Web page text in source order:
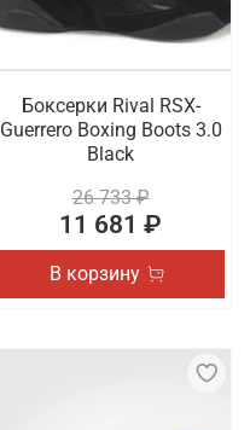
Боксерки Rival RSX-
Guerrero Boxing Boots 3.0
Black
26 733 ₽
11 681 ₽
В корзину